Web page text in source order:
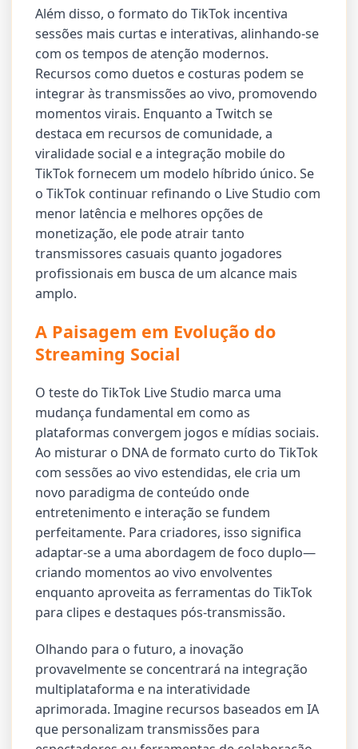
Além disso, o formato do TikTok incentiva
sessões mais curtas e interativas, alinhando-se
com os tempos de atenção modernos.
Recursos como duetos e costuras podem se
integrar às transmissões ao vivo, promovendo
momentos virais. Enquanto a Twitch se
destaca em recursos de comunidade, a
viralidade social e a integração mobile do
TikTok fornecem um modelo híbrido único. Se
o TikTok continuar refinando o Live Studio com
menor latência e melhores opções de
monetização, ele pode atrair tanto
transmissores casuais quanto jogadores
profissionais em busca de um alcance mais
amplo.
A Paisagem em Evolução do
Streaming Social
O teste do TikTok Live Studio marca uma
mudança fundamental em como as
plataformas convergem jogos e mídias sociais.
Ao misturar o DNA de formato curto do TikTok
com sessões ao vivo estendidas, ele cria um
novo paradigma de conteúdo onde
entretenimento e interação se fundem
perfeitamente. Para criadores, isso significa
adaptar-se a uma abordagem de foco duplo—
criando momentos ao vivo envolventes
enquanto aproveita as ferramentas do TikTok
para clipes e destaques pós-transmissão.
Olhando para o futuro, a inovação
provavelmente se concentrará na integração
multiplataforma e na interatividade
aprimorada. Imagine recursos baseados em IA
que personalizam transmissões para